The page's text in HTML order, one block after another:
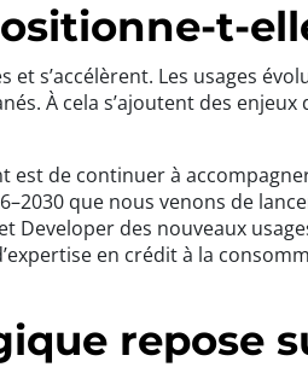
t-
et s’accélèrent. Les usages
À cela s’ajoutent des
de continuer à
que nous venons de
Developer des nouveaux
en crédit à la
repose